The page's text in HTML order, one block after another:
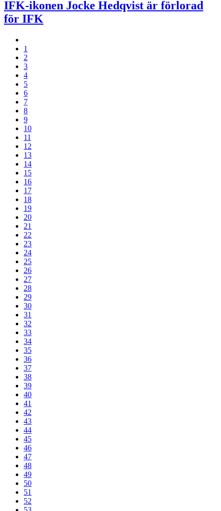
IFK-ikonen Jocke Hedqvist är förlorad
för IFK
1
2
3
4
5
6
7
8
9
10
11
12
13
14
15
16
17
18
19
20
21
22
23
24
25
26
27
28
29
30
31
32
33
34
35
36
37
38
39
40
41
42
43
44
45
46
47
48
49
50
51
52